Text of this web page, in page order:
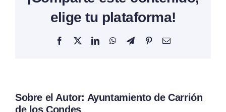
elige tu plataforma!
Facebook
X LinkedInWhatsAppTelegramPinterestCorreo
Sobre el Autor: Ayuntamiento de Carrión
de los Condes